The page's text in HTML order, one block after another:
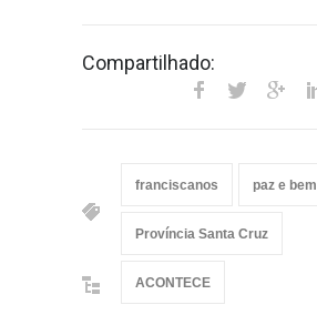
Compartilhado:
franciscanos paz e bem
Província Santa Cruz
ACONTECE